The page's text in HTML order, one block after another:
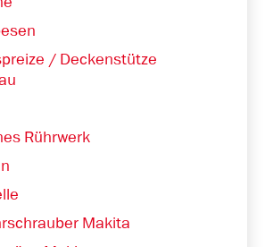
/ Deckenstütze
Rührwerk
Makita